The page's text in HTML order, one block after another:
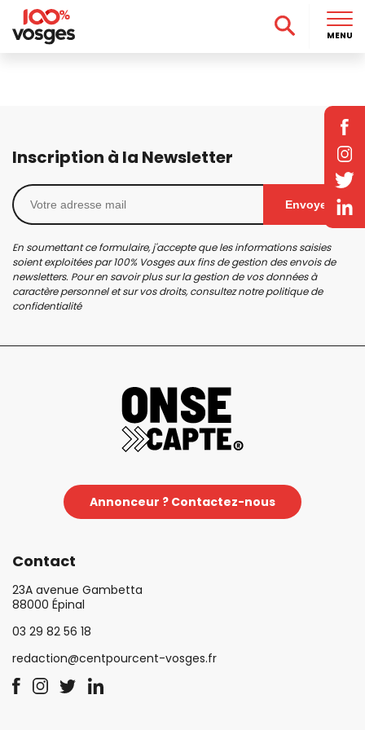
Inscription à la Newsletter
Envoyer
En soumettant ce formulaire, j'accepte que les informations saisies
soient exploitées par 100% Vosges aux fins de gestion des envois de
newsletters. Pour en savoir plus sur la gestion de vos données à
caractère personnel et sur vos droits, consultez notrepolitique de
confidentialité
Annonceur ? Contactez-nous
Contact
23A avenue Gambetta
88000 Épinal
03 29 82 56 18
redaction@centpourcent-vosges.fr
MENU